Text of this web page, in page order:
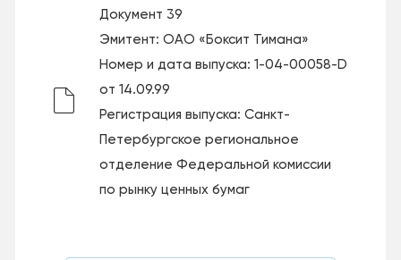
Документ 39
Эмитент: ОАО «Боксит Тимана»
Номер и дата выпуска: 1-04-00058-D
от 14.09.99
Регистрация выпуска: Санкт-
Петербургское региональное
отделение Федеральной комиссии
по рынку ценных бумаг